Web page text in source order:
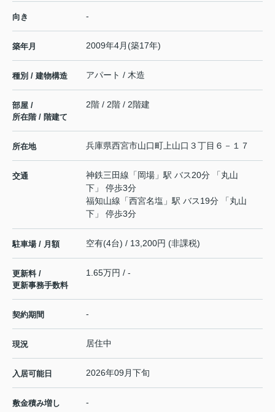
向き -
築年月 2009年4月(築17年)
種別 / 建物構造 アパート / 木造
部屋 /
所在階 / 階建て
2階 / 2階 / 2階建
所在地 兵庫県西宮市山口町上山口 ３丁目６－１７
交通 神鉄三田線 「 岡場 」駅 バス20分 「丸山
下」 停歩3分
福知山線 「西宮名塩 」駅 バス19分 「丸山
下」 停歩3分
駐車場 / 月額 空有(4台) / 13,200円 (非課税)
更新料 /
更新事務手数料
1.65万円 / -
契約期間 -
現況 居住中
入居可能日 2026年09月下旬
敷金積み増し -